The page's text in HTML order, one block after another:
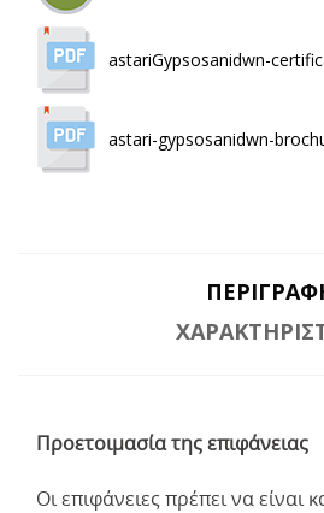
astariGypsosanidwn-
astari-gypsosanidwn-
Προετοιμασία της επιφάνειας
Οι επιφάνειες πρέπει να είναι